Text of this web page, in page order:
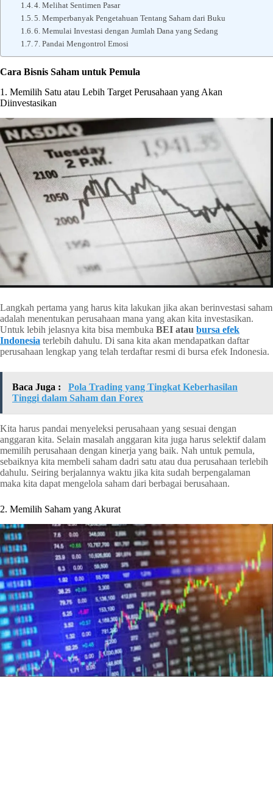
4. Melihat Sentimen Pasar
5. Memperbanyak Pengetahuan Tentang Saham dari Buku
6. Memulai Investasi dengan Jumlah Dana yang Sedang
7. Pandai Mengontrol Emosi
Cara Bisnis Saham untuk Pemula
1. Memilih Satu atau Lebih Target Perusahaan yang Akan
Diinvestasikan
Langkah pertama yang harus kita lakukan jika akan berinvestasi saham
adalah menentukan perusahaan mana yang akan kita investasikan.
Untuk lebih jelasnya kita bisa membuka BEI atau bursa efek
Indonesia terlebih dahulu. Di sana kita akan mendapatkan daftar
perusahaan lengkap yang telah terdaftar resmi di bursa efek Indonesia.
Baca Juga :
Pola Trading yang Tingkat Keberhasilan
Tinggi dalam Saham dan Forex
Kita harus pandai menyeleksi perusahaan yang sesuai dengan
anggaran kita. Selain masalah anggaran kita juga harus selektif dalam
memilih perusahaan dengan kinerja yang baik. Nah untuk pemula,
sebaiknya kita membeli saham dadri satu atau dua perusahaan terlebih
dahulu. Seiring berjalannya waktu jika kita sudah berpengalaman
maka kita dapat mengelola saham dari berbagai berusahaan.
2. Memilih Saham yang Akurat